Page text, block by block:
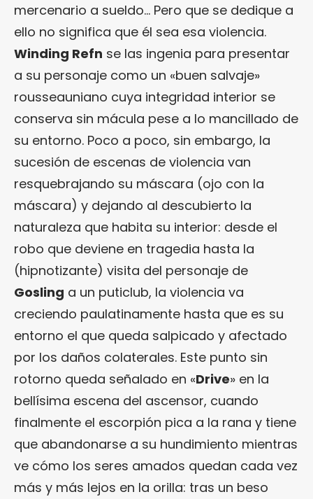
mercenario a sueldo… Pero que se dedique a
ello no significa que él sea esa violencia.
Winding Refn se las ingenia para presentar
a su personaje como un «buen salvaje»
rousseauniano cuya integridad interior se
conserva sin mácula pese a lo mancillado de
su entorno. Poco a poco, sin embargo, la
sucesión de escenas de violencia van
resquebrajando su máscara (ojo con la
máscara) y dejando al descubierto la
naturaleza que habita su interior: desde el
robo que deviene en tragedia hasta la
(hipnotizante) visita del personaje de
Gosling a un puticlub, la violencia va
creciendo paulatinamente hasta que es su
entorno el que queda salpicado y afectado
por los daños colaterales. Este punto sin
rotorno queda señalado en «Drive» en la
bellísima escena del ascensor, cuando
finalmente el escorpión pica a la rana y tiene
que abandonarse a su hundimiento mientras
ve cómo los seres amados quedan cada vez
más y más lejos en la orilla: tras un beso